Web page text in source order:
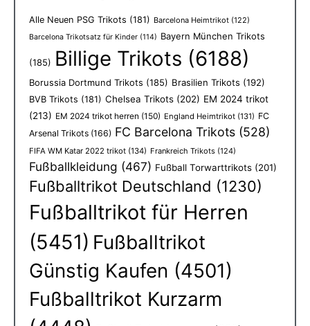
Alle Neuen PSG Trikots (181) Barcelona Heimtrikot (122)
Barcelona Trikotsatz für Kinder (114) Bayern München Trikots
(185) Billige Trikots (6188)
Borussia Dortmund Trikots (185) Brasilien Trikots (192)
BVB Trikots (181) Chelsea Trikots (202) EM 2024 trikot
(213) EM 2024 trikot herren (150) England Heimtrikot (131) FC
Arsenal Trikots (166) FC Barcelona Trikots (528)
FIFA WM Katar 2022 trikot (134) Frankreich Trikots (124)
Fußballkleidung (467) Fußball Torwarttrikots (201)
Fußballtrikot Deutschland (1230)
Fußballtrikot für Herren
(5451) Fußballtrikot
Günstig Kaufen (4501)
Fußballtrikot Kurzarm